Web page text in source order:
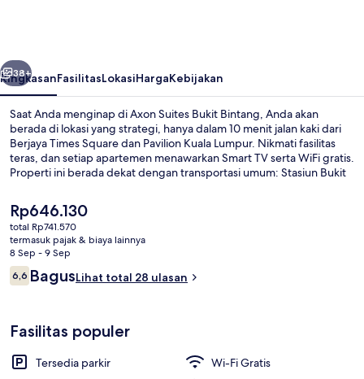
Berikutnya
38+
RingkasanFasilitasLokasiHargaKebijakan
Saat Anda menginap di Axon Suites Bukit Bintang, Anda akan
berada di lokasi yang strategi, hanya dalam 10 menit jalan kaki dari
Berjaya Times Square dan Pavilion Kuala Lumpur. Nikmati fasilitas
teras, dan setiap apartemen menawarkan Smart TV serta WiFi gratis.
Properti ini berada dekat dengan transportasi umum: Stasiun Bukit
Harga
saat
ini
Rp646.130
Rp646.130
total Rp741.570
termasuk pajak & biaya lainnya
8 Sep - 9 Sep
Ulasan
6,66,6 dari 10
BagusLihat total 28 ulasan
Fasilitas populer
Tersedia parkir
Wi-Fi Gratis